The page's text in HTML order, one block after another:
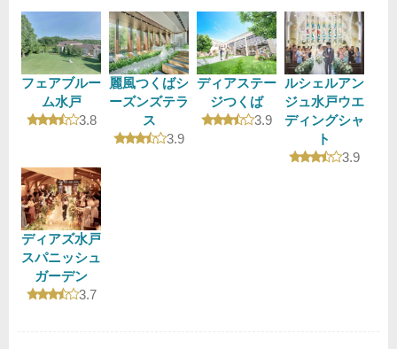
フェアブルー
ム水戸
口コミ評価
3.8
麗風つくばシ
ーズンズテラ
ス
口コミ評価
3.9
ディアステー
ジつくば
口コミ評価
3.9
ルシェルアン
ジュ水戸ウエ
ディングシャ
ト
口コミ評
3.9
ディアズ水戸
スパニッシュ
ガーデン
口コミ評価
3.7